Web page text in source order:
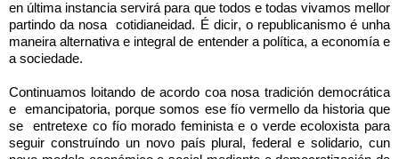
en última instancia servirá para que todos e todas vivamos mellor
partindo da nosa cotidianeidad. É dicir, o republicanismo é unha
maneira alternativa e integral de entender a política, a economía e
a sociedade.
Continuamos loitando de acordo coa nosa tradición democrática
e emancipatoria, porque somos ese fío vermello da historia que
se entretexe co fío morado feminista e o verde ecoloxista para
seguir construíndo un novo país plural, federal e solidario, cun